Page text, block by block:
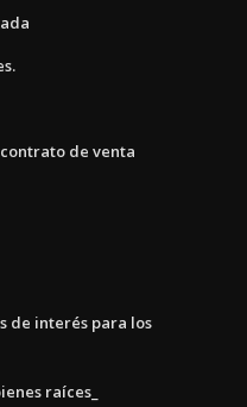
de venta
de interés para los
raíces_